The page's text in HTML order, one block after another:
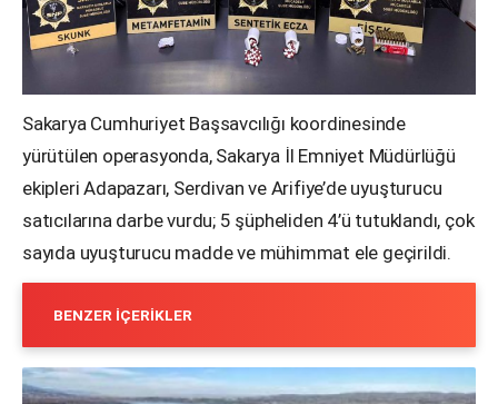
Sakarya Cumhuriyet Başsavcılığı koordinesinde
yürütülen operasyonda, Sakarya İl Emniyet Müdürlüğü
ekipleri Adapazarı, Serdivan ve Arifiye’de uyuşturucu
satıcılarına darbe vurdu; 5 şüpheliden 4’ü tutuklandı, çok
sayıda uyuşturucu madde ve mühimmat ele geçirildi.
BENZER İÇERIKLER